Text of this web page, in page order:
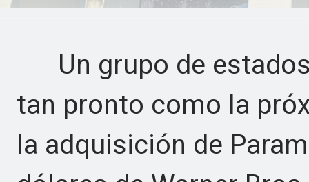
Un grupo de estados
tan pronto como la
la adquisición de